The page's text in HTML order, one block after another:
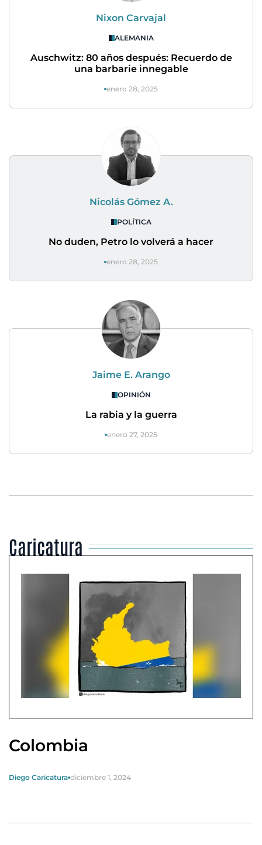
Nixon Carvajal
ALEMANIA
Auschwitz: 80 años después: Recuerdo de
una barbarie innegable
enero 28, 2025
Nicolás Gómez A.
POLÍTICA
No duden, Petro lo volverá a hacer
enero 28, 2025
Jaime E. Arango
OPINIÓN
La rabia y la guerra
enero 27, 2025
Caricatura
Colombia
Diego Caricatura diciembre 1, 2024